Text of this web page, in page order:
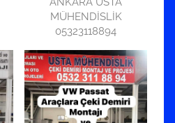
MÜHENDİSLİK
05323118894